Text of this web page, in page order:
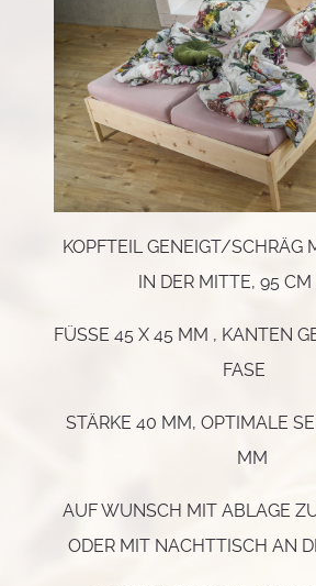
KOPFTEIL GENEIGT/SCHRÄG
IN DER MITTE, 95
FÜSSE 45 X 45 MM , KANTEN
FASE
STÄRKE 40 MM, OPTIMALE
MM
AUF WUNSCH MIT ABLAGE
ODER MIT NACHTTISCH AN